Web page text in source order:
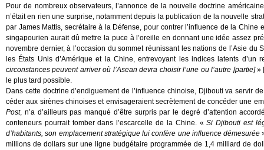
Pour de nombreux observateurs, l’annonce de la nouvelle doctrine
n’était en rien une surprise, notamment depuis la publication de la nouvelle
par James Mattis, secrétaire à la Défense, pour contrer l’influence de la Chine
singapourien aurait dû mettre la puce à l’oreille en donnant une idée assez
novembre dernier, à l’occasion du sommet réunissant les nations de l’Asie
les États Unis d’Amérique et la Chine, entrevoyant les indices latents
circonstances peuvent arriver où l’Asean devra choisir l’une ou l’autre [partie]»
le plus tard possible.
Dans cette doctrine d’endiguement de l’influence chinoise, Djibouti va servir
céder aux sirènes chinoises et envisageraient secrètement de concéder une
Post, n’a d’ailleurs pas manqué d’être surpris par le degré d’attention
conteneurs pourrait tomber dans l’escarcelle de la Chine. «Si Djibouti est
d’habitants, son emplacement stratégique lui confère une influence démesurée
millions de dollars sur une ligne budgétaire programmée de 1,4 milliard de